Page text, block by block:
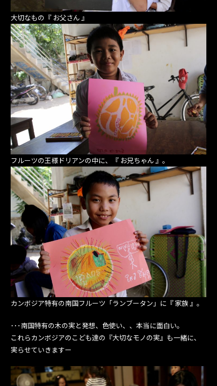
大切なもの『 お父さん 』
フルーツの王様ドリアンの中に、『 お兄ちゃん 』。
カンボジア特有の南国フルーツ「ランブータン」に『 家族 』。
･･･南国特有の木の実と発想、色使い、、本当に面白い。
これらカンボジアのこども達の『大切なモノの実』も一緒に、
実らせていきますー